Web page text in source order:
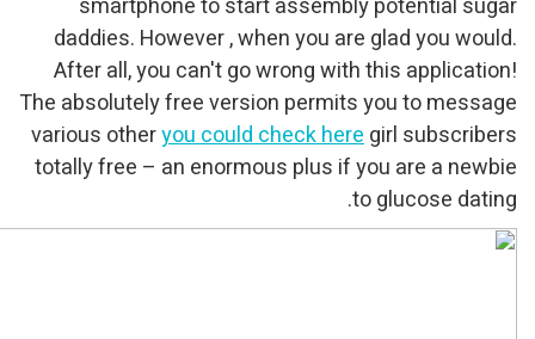
smartphone to start
daddies. However ,
After all, you can't go
The absolutely free
various otheryou could
totally free – an